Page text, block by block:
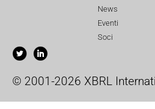
News
Eventi
Soci
© 2001-2026 XBRL